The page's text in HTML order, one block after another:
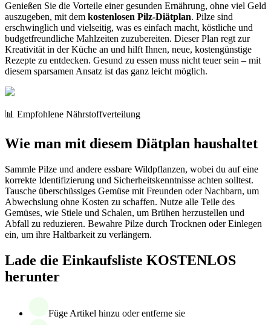
Genießen Sie die Vorteile einer gesunden Ernährung, ohne viel Geld
auszugeben, mit dem kostenlosen Pilz-Diätplan. Pilze sind
erschwinglich und vielseitig, was es einfach macht, köstliche und
budgetfreundliche Mahlzeiten zuzubereiten. Dieser Plan regt zur
Kreativität in der Küche an und hilft Ihnen, neue, kostengünstige
Rezepte zu entdecken. Gesund zu essen muss nicht teuer sein – mit
diesem sparsamen Ansatz ist das ganz leicht möglich.
📊 Empfohlene Nährstoffverteilung
Wie man mit diesem Diätplan haushaltet
Sammle Pilze und andere essbare Wildpflanzen, wobei du auf eine
korrekte Identifizierung und Sicherheitskenntnisse achten solltest.
Tausche überschüssiges Gemüse mit Freunden oder Nachbarn, um
Abwechslung ohne Kosten zu schaffen. Nutze alle Teile des
Gemüses, wie Stiele und Schalen, um Brühen herzustellen und
Abfall zu reduzieren. Bewahre Pilze durch Trocknen oder Einlegen
ein, um ihre Haltbarkeit zu verlängern.
Lade die Einkaufsliste KOSTENLOS
herunter
Füge Artikel hinzu oder entferne sie